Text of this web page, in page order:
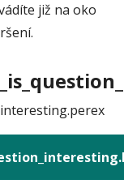
již na oko